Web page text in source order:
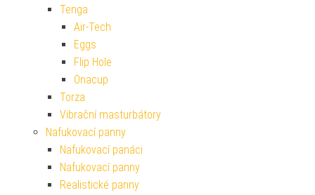
Tenga
Air-Tech
Eggs
Flip Hole
Onacup
Torza
Vibrační masturbátory
Nafukovací panny
Nafukovací panáci
Nafukovací panny
Realistické panny